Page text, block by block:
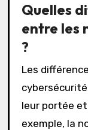
Quelles
entre les
?
Les
leur portée
exemple, la